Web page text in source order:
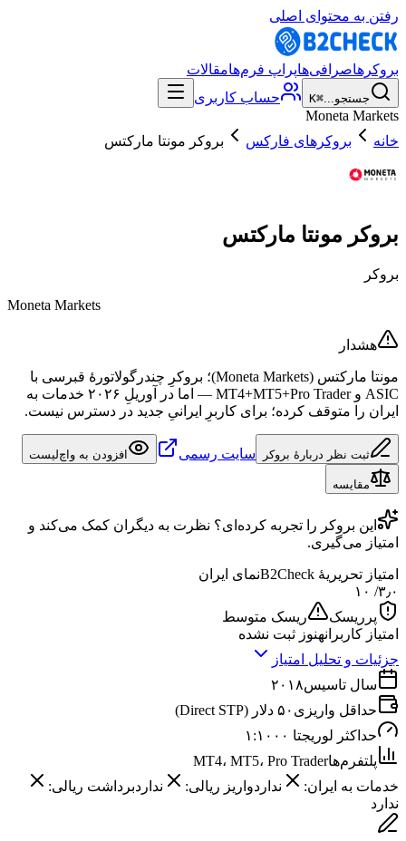
رفتن به محتوای اصلی
بروکرهاصرافی‌هاپراپ فرم‌هامقالات
جستجو...⌘K
حساب کاربری
Moneta Markets
خانه
بروکرهای فارکس بروکر مونتا مارکتس
بروکر مونتا مارکتس
بروکر
Moneta Markets
هشدار
مونتا مارکتس (Moneta Markets)؛ بروکرِ چندرگولاتورهٔ قبرسی با
ASIC و MT4+MT5+Pro Trader — اما در آوریلِ ۲۰۲۶ خدمات به
ایران را متوقف کرده؛ برای کاربرِ ایرانیِ جدید در دسترس نیست.
ثبت نظر دربارهٔ بروکر سایت رسمی افزودن به واچ‌لیست
مقایسه
این بروکر را تجربه کرده‌ای؟ نظرت به دیگران کمک می‌کند و
امتیاز می‌گیری.
امتیاز تحریریهٔ B2Check
نمای ایران
۳٫۰/ ۱۰
پرریسک
ریسک متوسط
امتیاز کاربرانهنوز ثبت نشده
جزئیات و تحلیل امتیاز
سال تاسیس۲۰۱۸
حداقل واریزی ۵۰ دلار (Direct STP)
حداکثر لوریجتا ۱:۱۰۰۰
پلتفرم‌هاMT4، MT5، Pro Trader
خدمات به ایران:
نداردواریز ریالی: نداردبرداشت ریالی:
ندارد